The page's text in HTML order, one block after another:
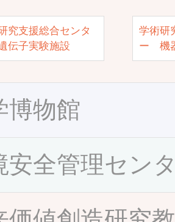
究支援総合センタ
伝子実験施設
学術研
ー 機
博物館
安全管理セン